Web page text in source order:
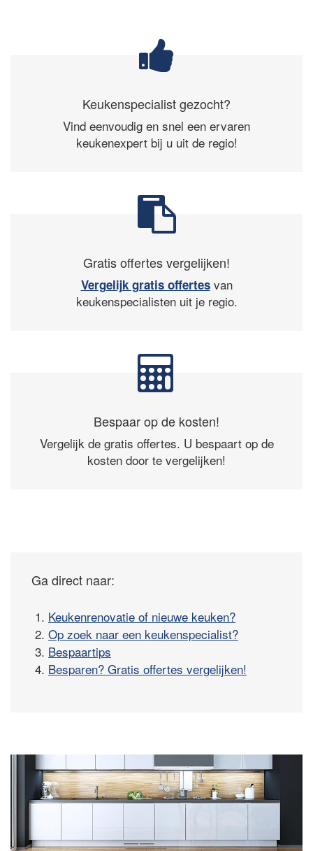
Keukenspecialist gezocht?
Vind eenvoudig en snel een ervaren
keukenexpert bij u uit de regio!
Gratis offertes vergelijken!
Vergelijk gratis offertesvan
keukenspecialisten uit je regio.
Bespaar op de kosten!
Vergelijk de gratis offertes. U bespaart op de
kosten door te vergelijken!
Ga direct naar:
1. Keukenrenovatie of nieuwe keuken?
2. Op zoek naar een keukenspecialist?
3. Bespaartips
4. Besparen? Gratis offertes vergelijken!